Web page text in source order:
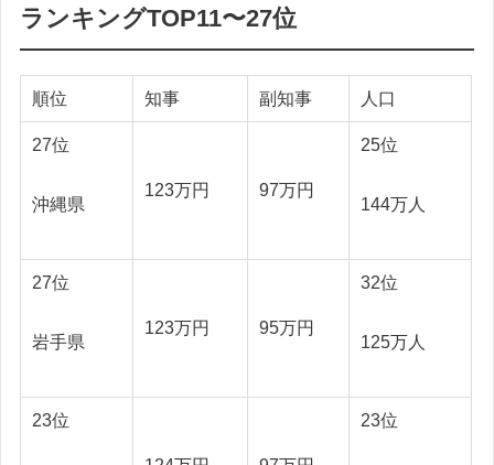
ランキングTOP11〜27位
順位 知事 副知事 人口
27位
沖縄県
123万円 97万円
25位
144万人
27位
岩手県
123万円 95万円
32位
125万人
23位 23位